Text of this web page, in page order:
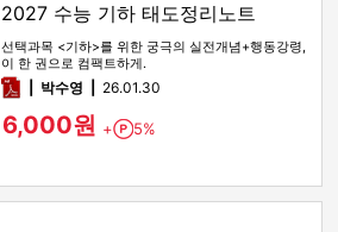
2027 수능 기하 태도정리노트
선택과목 <기하>를 위한 궁극의 실전개념+행동강령,
이 한 권으로 컴팩트하게.
pdf박수영 26.01.30
6,000원 + Point
5%